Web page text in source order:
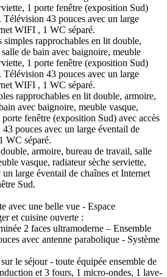
1 porte fenêtre (exposition Sud)
Télévision 43 pouces avec un large
WIFI , 1 WC séparé.
rapprochables en lit double,
de bain avec baignoire, meuble
1 porte fenêtre (exposition Sud)
Télévision 43 pouces avec un large
WIFI , 1 WC séparé.
rapprochables en lit double, armoire,
avec baignoire, meuble vasque,
fenêtre (exposition Sud) avec accès
pouces avec un large éventail de
WC séparé.
armoire, bureau de travail, salle
vasque, radiateur sèche serviette,
large éventail de chaînes et Internet
Sud.
avec une belle vue - Espace
et cuisine ouverte :
2 faces ultramoderne – Ensemble
avec antenne parabolique - Système
le séjour - toute équipée ensemble de
et 3 fours, 1 micro-ondes, 1 lave-